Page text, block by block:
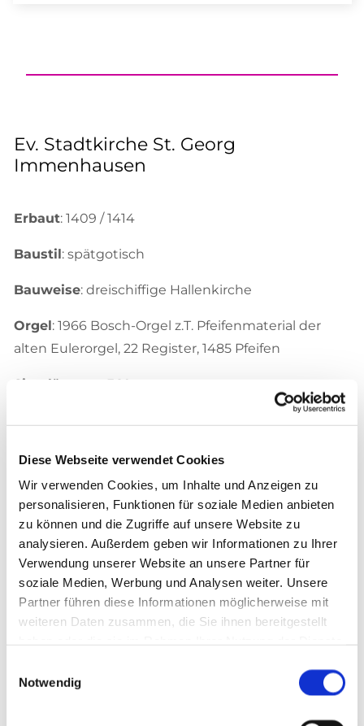
Diese Webseite verwendet Cookies
Wir verwenden Cookies, um Inhalte und Anzeigen zu
personalisieren, Funktionen für soziale Medien anbieten
zu können und die Zugriffe auf unsere Website zu
analysieren. Außerdem geben wir Informationen zu Ihrer
Verwendung unserer Website an unsere Partner für
soziale Medien, Werbung und Analysen weiter. Unsere
Partner führen diese Informationen möglicherweise mit
weiteren Daten zusammen, die Sie ihnen bereitgestellt
Notwendig
Ev. Stadtkirche St. Georg
Immenhausen
Erbaut: 1409 / 1414
Baustil : spätgotisch
Bauweise: dreischiffige Hallenkirche
Orgel : 1966 Bosch-Orgel z.T. Pfeifenmaterial der
alten Eulerorgel, 22 Register, 1485 Pfeifen
Sitzplätze : ca. 360
Bitte akzeptieren Sie Marketing-Cookies,
um diese Karte anzuzeigen.
Accept cookies